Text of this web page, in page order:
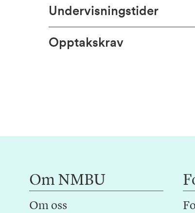
Undervisningstider
Opptakskrav
Om NMBU
Om oss